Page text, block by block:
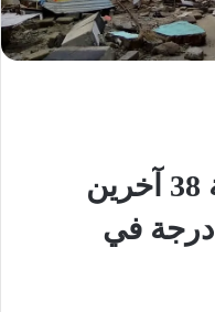
مصرعُ شخص وإصابة 38 آخرين
جرّاء زلزال بقوة 6.7 درجة في